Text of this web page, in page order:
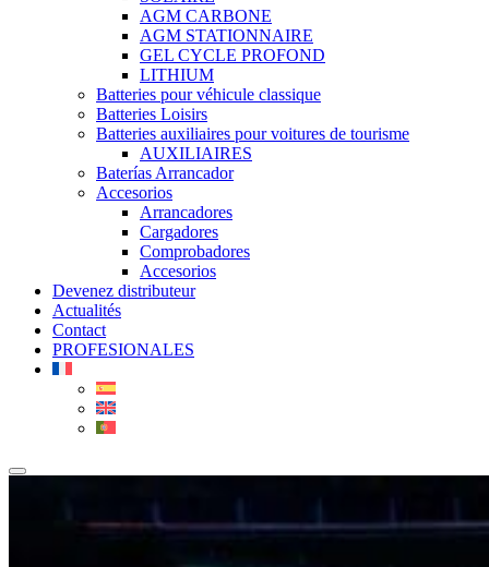
AGM CARBONE
AGM STATIONNAIRE
GEL CYCLE PROFOND
LITHIUM
Batteries pour véhicule classique
Batteries Loisirs
Batteries auxiliaires pour voitures de tourisme
AUXILIAIRES
Baterías Arrancador
Accesorios
Arrancadores
Cargadores
Comprobadores
Accesorios
Devenez distributeur
Actualités
Contact
PROFESIONALES